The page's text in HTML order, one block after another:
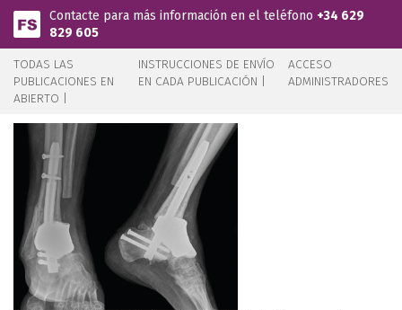
Pasar al contenido principal
Contacte para más información en el teléfono +34 629
829 605
TODAS LAS
PUBLICACIONES EN
ABIERTO |
INSTRUCCIONES DE ENVÍO
EN CADA PUBLICACIÓN |
ACCESO
ADMINISTRADORES